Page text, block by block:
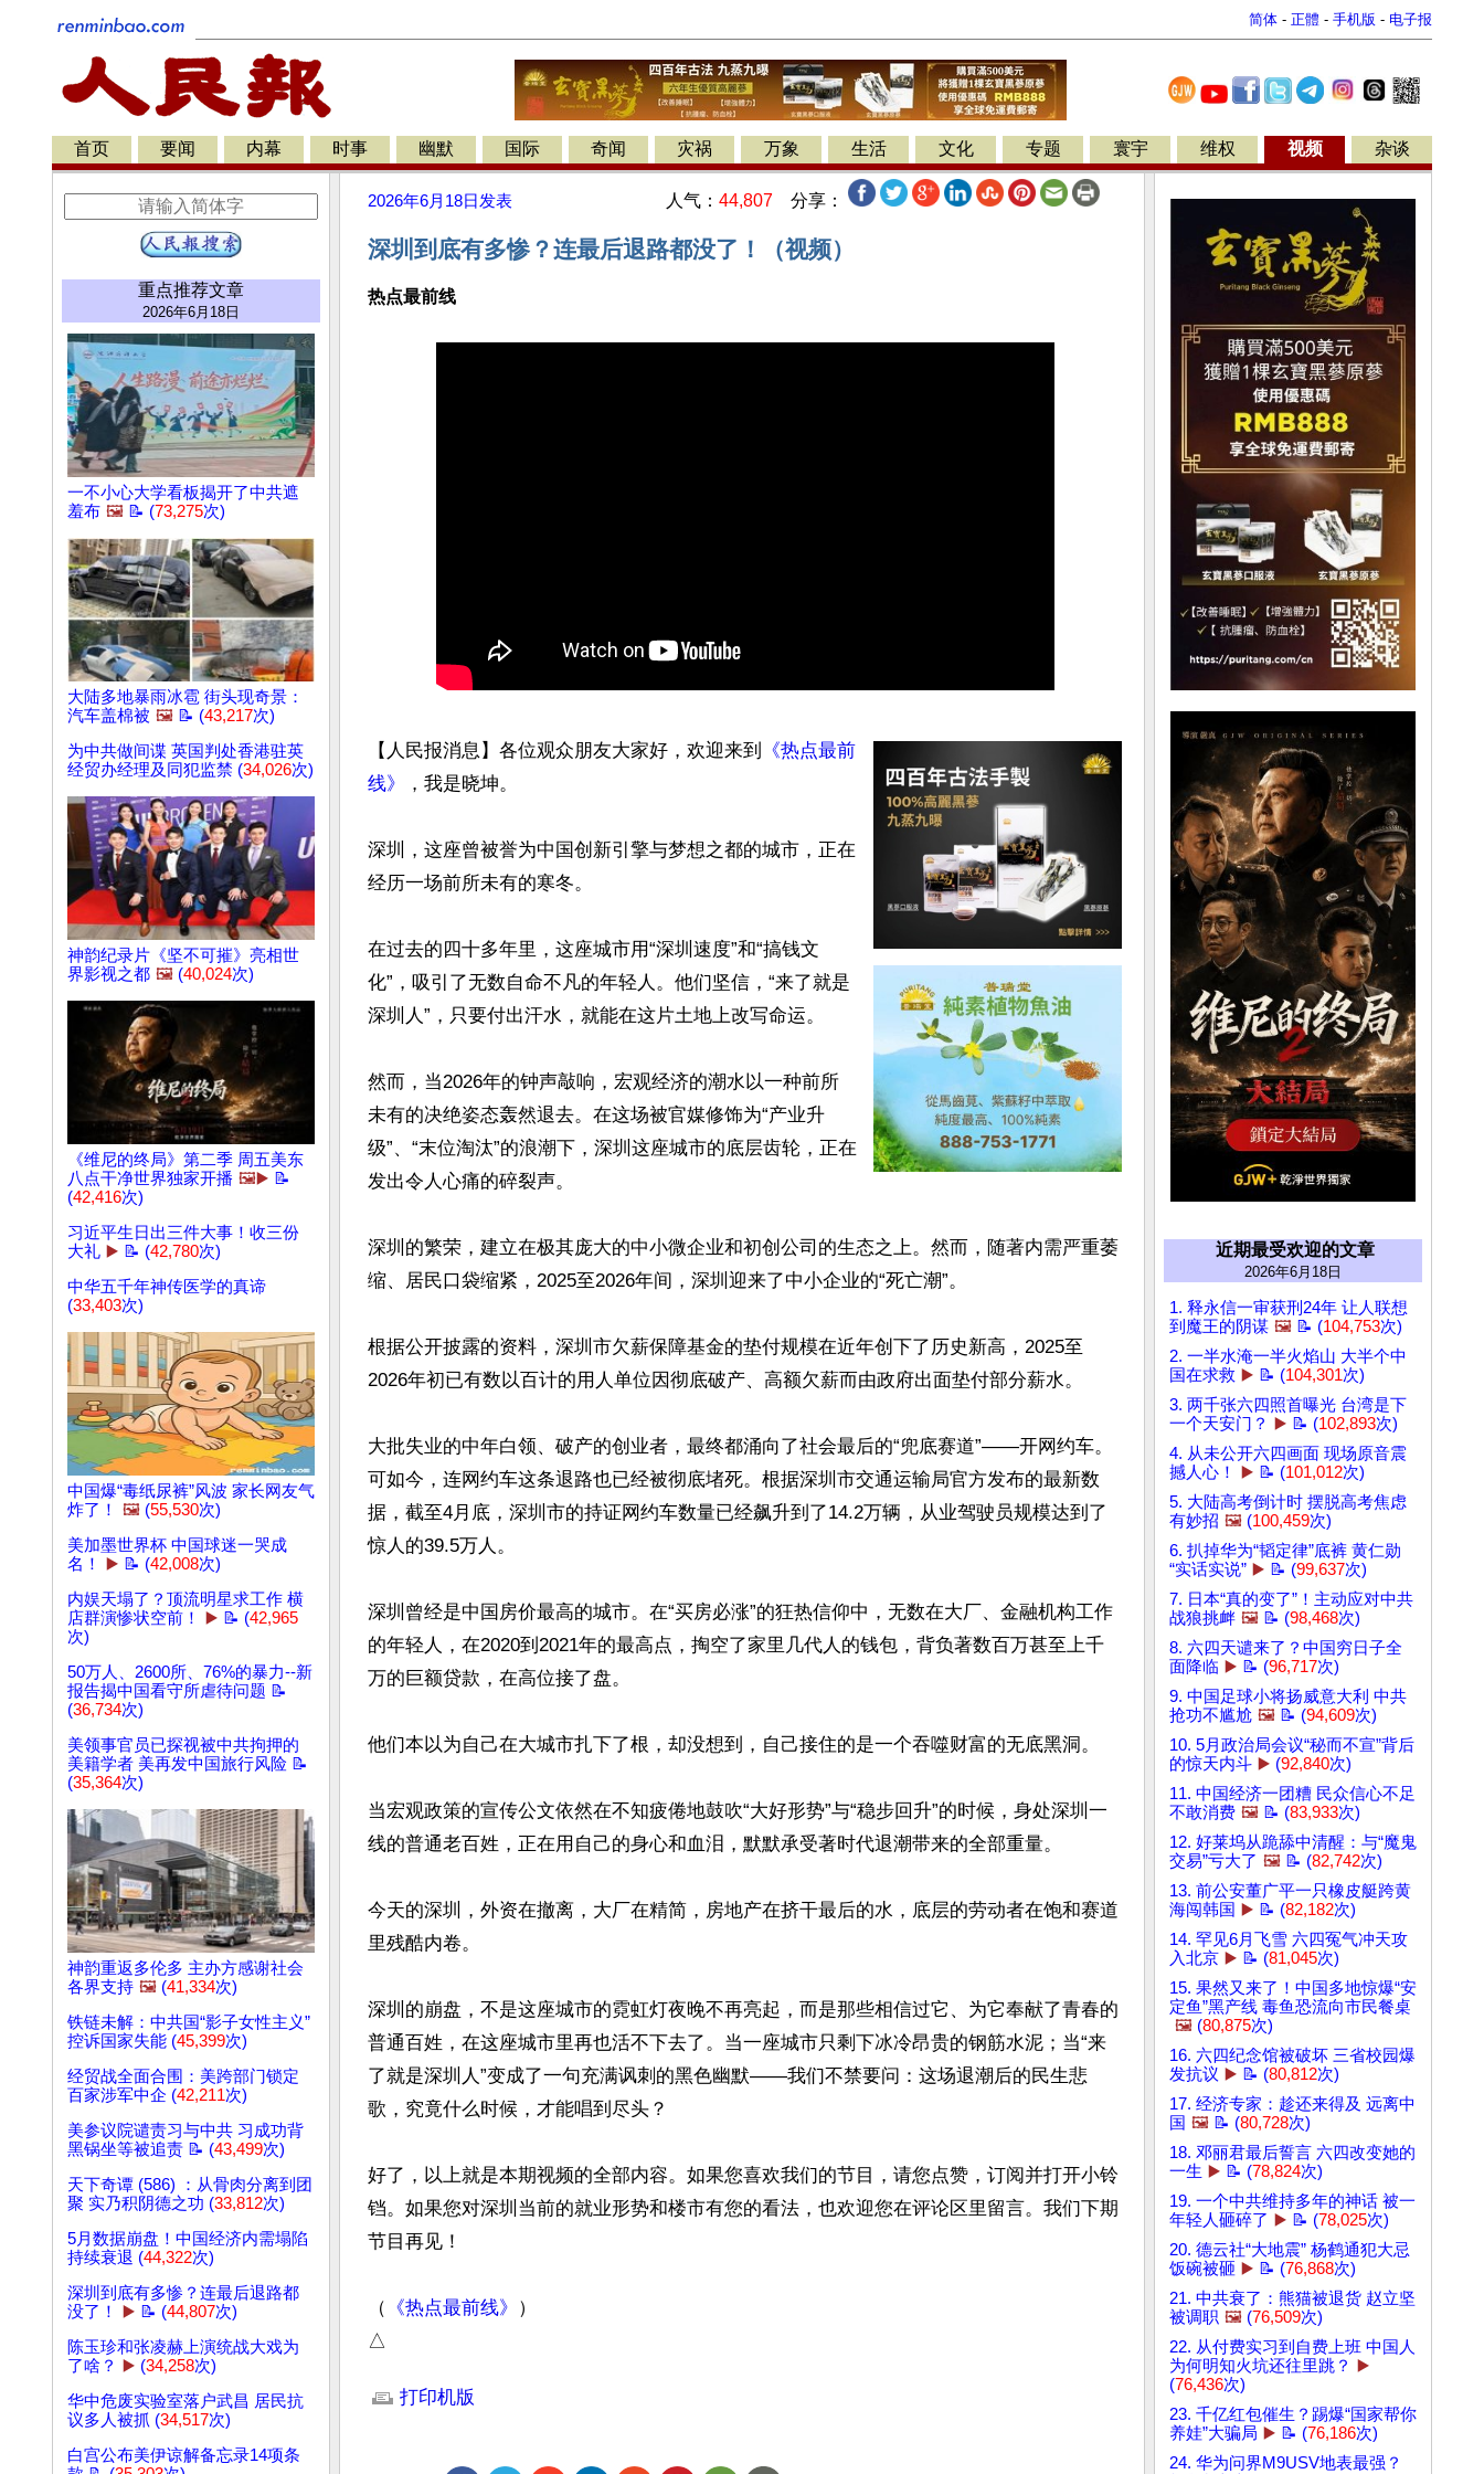
简体 - 正體 - 手机版 - 电子报
首页 要闻 内幕 时事 幽默 国际 奇闻 灾祸 万象 生活 文化 专题 寰宇 维权 视频 杂谈
重点推荐文章
2026年6月18日
一不小心大学看板揭开了中共遮
羞布 🖼️ 📝 (73,275次)
大陆多地暴雨冰雹 街头现奇景：
汽车盖棉被 🖼️ 📝 (43,217次)
为中共做间谍 英国判处香港驻英
经贸办经理及同犯监禁 (34,026次)
神韵纪录片《坚不可摧》亮相世
界影视之都 🖼️ (40,024次)
《维尼的终局》第二季 周五美东
八点干净世界独家开播 🖼️▶️ 📝
(42,416次)
习近平生日出三件大事！收三份
大礼 ▶️ 📝 (42,780次)
中华五千年神传医学的真谛
(33,403次)
中国爆“毒纸尿裤”风波 家长网友气
炸了！
🖼️ (55,530次)
美加墨世界杯 中国球迷一哭成
名！
▶️ 📝 (42,008次)
内娱天塌了？顶流明星求工作 横
店群演惨状空前！
▶️ 📝 (42,965
次)
50万人、2600所、76%的暴力--新
报告揭中国看守所虐待问题 📝
(36,734次)
美领事官员已探视被中共拘押的
美籍学者 美再发中国旅行风险 📝
(35,364次)
神韵重返多伦多 主办方感谢社会
各界支持 🖼️ (41,334次)
铁链未解：中共国“影子女性主义”
控诉国家失能 (45,399次)
经贸战全面合围：美跨部门锁定
百家涉军中企 (42,211次)
美参议院谴责习与中共 习成功背
黑锅坐等被追责 📝 (43,499次)
天下奇谭 (586) ：从骨肉分离到团
聚 实乃积阴德之功 (33,812次)
5月数据崩盘！中国经济内需塌陷
持续衰退 (44,322次)
深圳到底有多惨？连最后退路都
没了！
▶️ 📝 (44,807次)
陈玉珍和张凌赫上演统战大戏为
了啥？
▶️ (34,258次)
华中危废实验室落户武昌 居民抗
议多人被抓 (34,517次)
白宫公布美伊谅解备忘录14项条
2026年6月18日 发表 人气： 44,807 分享：
深圳到底有多惨？连最后退路都没了！（视频）
热点最前线
【人民报消息】各位观众朋友大家好，欢迎来到
《热点最前
线》
，我是晓坤。
深圳，这座曾被誉为中国创新引擎与梦想之都的城市，正在
经历一场前所未有的寒冬。
在过去的四十多年里，这座城市用“深圳速度”和“搞钱文
化”，吸引了无数自命不凡的年轻人。他们坚信，“来了就是
深圳人”，只要付出汗水，就能在这片土地上改写命运。
然而，当2026年的钟声敲响，宏观经济的潮水以一种前所
未有的决绝姿态轰然退去。在这场被官媒修饰为“产业升
级”、“末位淘汰”的浪潮下，深圳这座城市的底层齿轮，正在
发出令人心痛的碎裂声。
深圳的繁荣，建立在极其庞大的中小微企业和初创公司的生态之上。然而，随著内需严重萎
缩、居民口袋缩紧，2025至2026年间，深圳迎来了中小企业的“死亡潮”。
根据公开披露的资料，深圳市欠薪保障基金的垫付规模在近年创下了历史新高，2025至
2026年初已有数以百计的用人单位因彻底破产、高额欠薪而由政府出面垫付部分薪水。
大批失业的中年白领、破产的创业者，最终都涌向了社会最后的“兜底赛道”——开网约车。
可如今，连网约车这条退路也已经被彻底堵死。根据深圳市交通运输局官方发布的最新数
据，截至4月底，深圳市的持证网约车数量已经飙升到了14.2万辆，从业驾驶员规模达到了
惊人的39.5万人。
深圳曾经是中国房价最高的城市。在“买房必涨”的狂热信仰中，无数在大厂、金融机构工作
的年轻人，在2020到2021年的最高点，掏空了家里几代人的钱包，背负著数百万甚至上千
万的巨额贷款，在高位接了盘。
他们本以为自己在大城市扎下了根，却没想到，自己接住的是一个吞噬财富的无底黑洞。
当宏观政策的宣传公文依然在不知疲倦地鼓吹“大好形势”与“稳步回升”的时候，身处深圳一
线的普通老百姓，正在用自己的身心和血泪，默默承受著时代退潮带来的全部重量。
今天的深圳，外资在撤离，大厂在精简，房地产在挤干最后的水，底层的劳动者在饱和赛道
里残酷内卷。
深圳的崩盘，不是这座城市的霓虹灯夜晚不再亮起，而是那些相信过它、为它奉献了青春的
普通百姓，在这座城市里再也活不下去了。当一座城市只剩下冰冷昂贵的钢筋水泥；当“来
了就是深圳人”变成了一句充满讽刺的黑色幽默——我们不禁要问：这场退潮后的民生悲
歌，究竟什么时候，才能唱到尽头？
好了，以上就是本期视频的全部内容。如果您喜欢我们的节目，请您点赞，订阅并打开小铃
铛。如果您对深圳当前的就业形势和楼市有您的看法，也欢迎您在评论区里留言。我们下期
节目再见！
（ 《热点最前线》 ）
△
打印机版
近期最受欢迎的文章
2026年6月18日
1. 释永信一审获刑24年 让人联想
到魔王的阴谋 🖼️ 📝 (104,753次)
2. 一半水淹一半火焰山 大半个中
国在求救 ▶️ 📝 (104,301次)
3. 两千张六四照首曝光 台湾是下
一个天安门？
▶️ 📝 (102,893次)
4. 从未公开六四画面 现场原音震
撼人心！
▶️ 📝 (101,012次)
5. 大陆高考倒计时 摆脱高考焦虑
有妙招 🖼️ (100,459次)
6. 扒掉华为“韬定律”底裤 黄仁勋
“实话实说” ▶️ 📝 (99,637次)
7. 日本“真的变了”！主动应对中共
战狼挑衅 🖼️ 📝 (98,468次)
8. 六四天谴来了？中国穷日子全
面降临 ▶️ 📝 (96,717次)
9. 中国足球小将扬威意大利 中共
抢功不尴尬 🖼️ 📝 (94,609次)
10. 5月政治局会议“秘而不宣”背后
的惊天内斗 ▶️ (92,840次)
11. 中国经济一团糟 民众信心不足
不敢消费 🖼️ 📝 (83,933次)
12. 好莱坞从跪舔中清醒：与“魔鬼
交易”亏大了 🖼️ 📝 (82,742次)
13. 前公安董广平一只橡皮艇跨黄
海闯韩国 ▶️ 📝 (82,182次)
14. 罕见6月飞雪 六四冤气冲天攻
入北京 ▶️ 📝 (81,045次)
15. 果然又来了！中国多地惊爆“安
定鱼”黑产线 毒鱼恐流向市民餐桌
🖼️ (80,875次)
16. 六四纪念馆被破坏 三省校园爆
发抗议 ▶️ 📝 (80,812次)
17. 经济专家：趁还来得及 远离中
国 🖼️ 📝 (80,728次)
18. 邓丽君最后誓言 六四改变她的
一生 ▶️ 📝 (78,824次)
19. 一个中共维持多年的神话 被一
年轻人砸碎了 ▶️ 📝 (78,025次)
20. 德云社“大地震” 杨鹤通犯大忌
饭碗被砸 ▶️ 📝 (76,868次)
21. 中共衰了：熊猫被退货 赵立坚
被调职 🖼️ (76,509次)
22. 从付费实习到自费上班 中国人
为何明知火坑还往里跳？
▶️
(76,436次)
23. 千亿红包催生？踢爆“国家帮你
养娃”大骗局 ▶️ 📝 (76,186次)
24. 华为问界M9USV地表最强？